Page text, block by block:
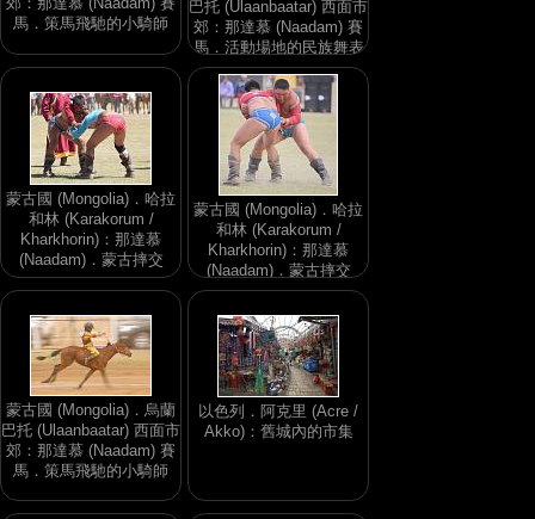
馬．策馬飛馳的小騎師
巴托 (Ulaanbaatar) 西面市
郊：那達慕 (Naadam) 賽
馬．活動場地的民族舞表
演
蒙古國 (Mongolia)．哈拉
和林 (Karakorum /
Kharkhorin)：那達慕
(Naadam)．蒙古摔交
蒙古國 (Mongolia)．哈拉
和林 (Karakorum /
Kharkhorin)：那達慕
(Naadam)．蒙古摔交
蒙古國 (Mongolia)．烏蘭
巴托 (Ulaanbaatar) 西面市
郊：那達慕 (Naadam) 賽
馬．策馬飛馳的小騎師
以色列．阿克里 (Acre /
Akko)：舊城內的市集